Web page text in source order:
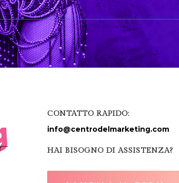
CONTATTO RAPIDO:
info@centrodelmarketing.com
HAI BISOGNO DI ASSISTENZA?